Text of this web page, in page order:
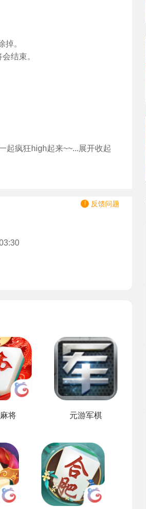
。
结束。
起疯狂high起来~~...展开收起
反馈问题
将 元游军棋